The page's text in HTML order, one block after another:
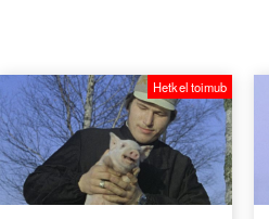
Hetkel toimub